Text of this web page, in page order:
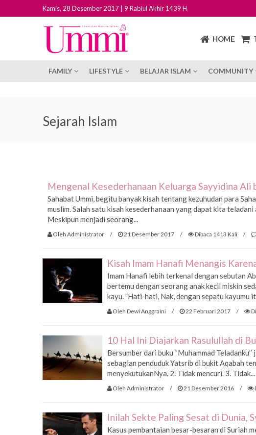
Kamis, 28 Desember 2017 | 9 Rabiul Akhir 1439 H
HOME
FAMILY LIFESTYLE BELAJAR ISLAM COMMUNITY
Sejarah Islam
Mengenal Kesederhanaan Keluarga Sayyidina Ali
Sahabat Ummi, begitu banyak kisah tentang kezuhudan para
muslim. Salah satu kisah kesederhanaan yang dapat kita
Meskipun menjadi seorang...
Oleh Administrator / 21 Desember 2017 / Dibaca 1413 Kali /
Kisah Imam Hanafi Menangis
Imam Hanafi lebih terkenal dengan sebutan
bertemu dengan seorang anak kecil miskin
kayu. ”Hati-hati, Nak, dengan sepatu kayumu
Oleh Dewi Anggraini / 22 Februari 2017 /
10 Hal Ini Diajarkan Rasulullah di
Bersumber dari buku ‘’Muhammad
sebagian penduduk Yatsrib di bukit Aqabah
menyekutukanNya. 2. Tidak mencuri. 3. Tidak...
Oleh Administrator / 21 Desember 2016 /
Inilah Sekte Paling Sesat di Dunia,
Kasus pembantaian besar-besaran di Suriah